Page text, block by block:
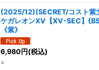
(2025/12)(SECRET/コスト紫
ケガレオンXV【XV-SEC】
《紫》
6,980円(税込)
×